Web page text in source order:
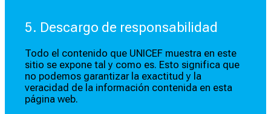
5. Descargo de responsabilidad
Todo el contenido que UNICEF muestra en este
sitio se expone tal y como es. Esto significa que
no podemos garantizar la exactitud y la
veracidad de la información contenida en esta
página web.